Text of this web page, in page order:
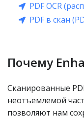
PDF OCR
PDF в скан
Почему
Сканированные
неотъемлемой
позволяют нам